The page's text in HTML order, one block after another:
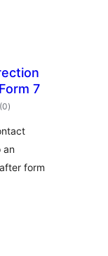
7
(0puntuacions
totals
)
an
form